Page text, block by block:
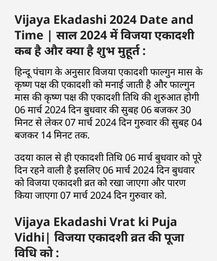
Vijaya Ekadashi 2024 Date and
Time | साल 2024 में विजया एकादशी
कब है और क्या है शुभ मुहूर्त :
हिन्दू पंचाग के अनुसार विजया एकादशी फाल्गुन मास के
कृष्ण पक्ष की एकादशी को मनाई जाती है और फाल्गुन
मास की कृष्ण पक्ष की एकादशी तिथि की शुरुआत होगी
06 मार्च 2024 दिन बुधवार की सुबह 06 बजकर 30
मिनट से लेकर 07 मार्च 2024 दिन गुरुवार की सुबह 04
बजकर 14 मिनट तक.
उदया काल से ही एकादशी तिथि 06 मार्च बुधवार को पूरे
दिन रहने वाली है इसलिए 06 मार्च 2024 दिन बुधवार
को विजया एकादशी व्रत को रखा जाएगा और पारण
किया जाएगा 07 मार्च 2024 दिन गुरुवार को.
Vijaya Ekadashi Vrat ki Puja
Vidhi| विजया एकादशी व्रत की पूजा
विधि को :